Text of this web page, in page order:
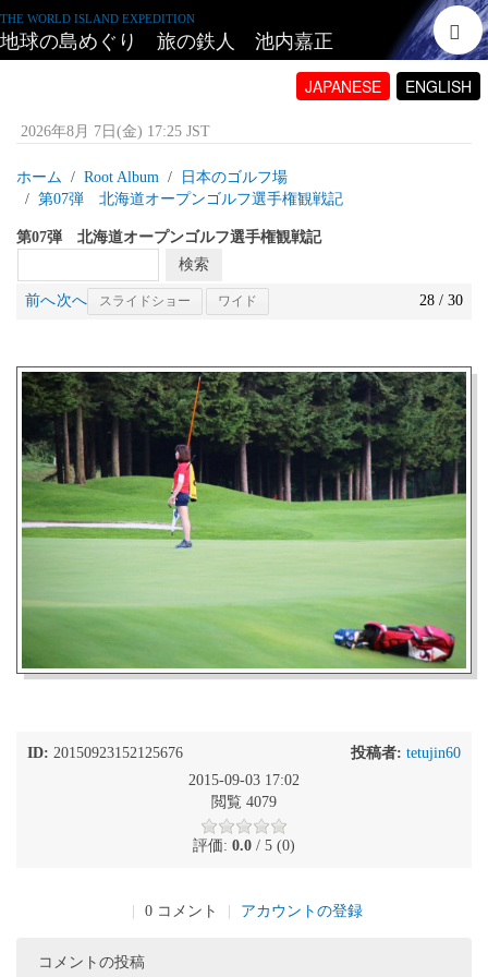
THE WORLD ISLAND EXPEDITION
地球の島めぐり 旅の鉄人 池内嘉正
JAPANESE ENGLISH
2026年8月 7日(金) 17:25 JST
ホーム Root Album
日本のゴルフ場
第07弾 北海道オープンゴルフ選手権観戦記
第07弾 北海道オープンゴルフ選手権観戦記
前へ次へ スライドショー ワイド 28 / 30
ID: 20150923152125676 投稿者: tetujin60
2015-09-03 17:02
閲覧 4079
評価: 0.0 / 5 (0)
0 コメント アカウントの登録
コメントの投稿